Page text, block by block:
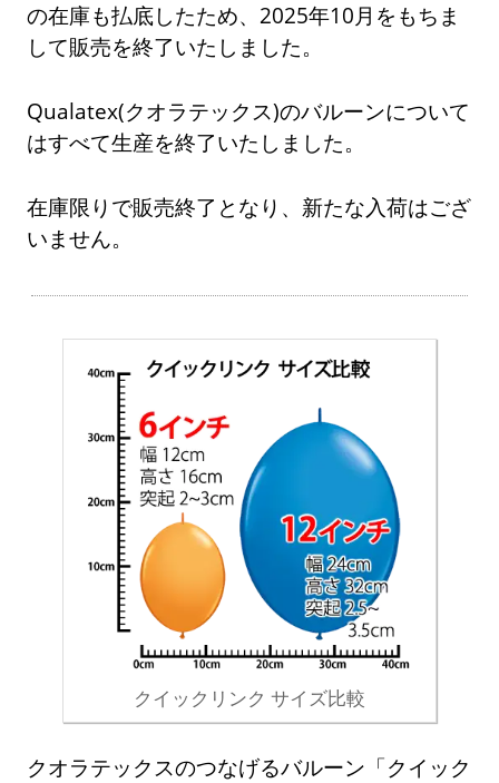
の在庫も払底したため、2025年10月をもちま
して販売を終了いたしました。
Qualatex(クオラテックス)のバルーンについて
はすべて生産を終了いたしました。
在庫限りで販売終了となり、新たな入荷はござ
いません。
クイックリンク サイズ比較
クオラテックスのつなげるバルーン「クイック